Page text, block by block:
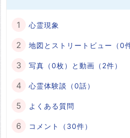
心霊現象
地図とストリートビュー（0件
写真（0枚）と動画（2件）
心霊体験談（0話）
よくある質問
コメント（30件）